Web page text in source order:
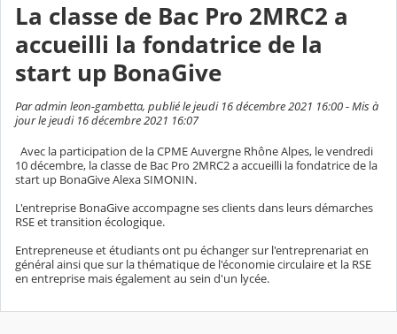
La classe de Bac Pro 2MRC2 a
accueilli la fondatrice de la
start up BonaGive
Par admin leon-gambetta, publié le jeudi 16 décembre 2021 16:00 - Mis à
jour le jeudi 16 décembre 2021 16:07
Avec la participation de la CPME Auvergne Rhône Alpes, le vendredi
10 décembre, la classe de Bac Pro 2MRC2 a accueilli la fondatrice de la
start up BonaGive Alexa SIMONIN.
L'entreprise BonaGive accompagne ses clients dans leurs démarches
RSE et transition écologique.
Entrepreneuse et étudiants ont pu échanger sur l'entreprenariat en
général ainsi que sur la thématique de l'économie circulaire et la RSE
en entreprise mais également au sein d'un lycée.